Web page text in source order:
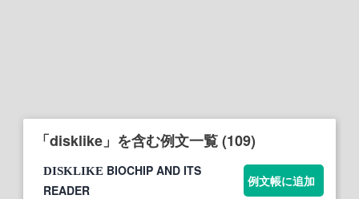
「disklike」を含む例文一覧 (109)
DISKLIKE BIOCHIP AND ITS
READER
例文帳に追加